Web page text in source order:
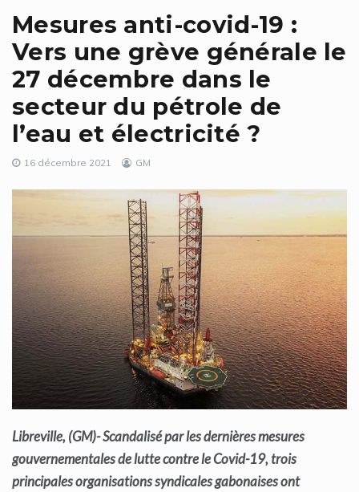
Mesures anti-covid-19 :
Vers une grève générale le
27 décembre dans le
secteur du pétrole de
l’eau et électricité ?
16 décembre 2021 GM
Libreville, (GM)- Scandalisépar les dernières mesures
gouvernementales de lutte contre le Covid-19, trois
principales organisationssyndicales gabonaises ont